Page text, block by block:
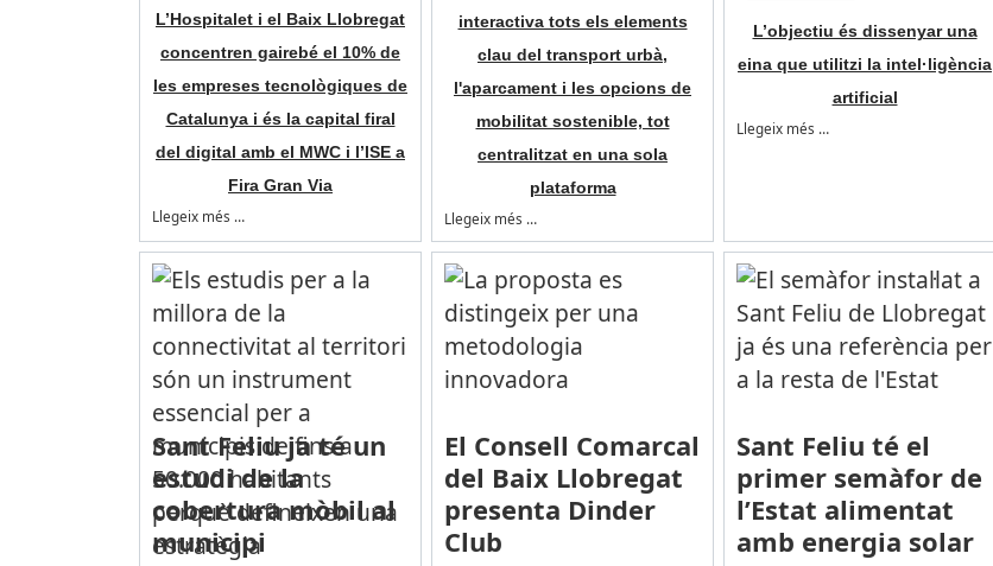
L’Hospitalet i el Baix Llobregat
concentren gairebé el 10% de
les empreses tecnològiques de
Catalunya i és la capital firal
del digital amb el MWC i l’ISE a
Fira Gran Via
Llegeix més …
interactiva tots els elements
clau del transport urbà,
l'aparcament i les opcions de
mobilitat sostenible, tot
centralitzat en una sola
plataforma
Llegeix més …
L’objectiu és dissenyar una
eina que utilitzi la intel·ligència
artificial
Llegeix més …
Sant Feliu ja té un
estudi de la
cobertura mòbil al
municipi
El Consell Comarcal
del Baix Llobregat
presenta Dinder
Club
Sant Feliu té el
primer semàfor de
l’Estat alimentat
amb energia solar